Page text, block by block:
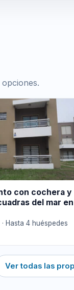
con cochera y
del mar en
Hasta 4 huéspedes
Ver todas las